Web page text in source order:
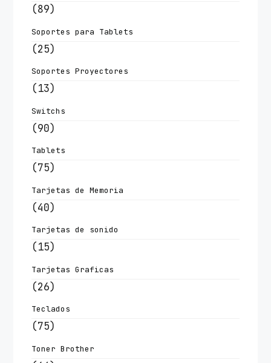
(89)
Soportes para Tablets
(25)
Soportes Proyectores
(13)
Switchs
(90)
Tablets
(75)
Tarjetas de Memoria
(40)
Tarjetas de sonido
(15)
Tarjetas Graficas
(26)
Teclados
(75)
Toner Brother